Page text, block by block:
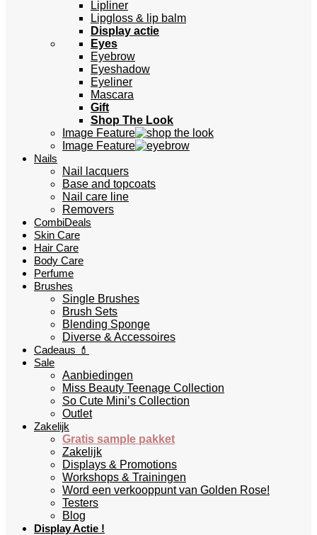
Lipliner
Lipgloss & lip balm
Display actie
Eyes
Eyebrow
Eyeshadow
Eyeliner
Mascara
Gift
Shop The Look
Image Feature
Image Feature
Nails
Nail lacquers
Base and topcoats
Nail care line
Removers
CombiDeals
Skin Care
Hair Care
Body Care
Perfume
Brushes
Single Brushes
Brush Sets
Blending Sponge
Diverse & Accessoires
Cadeaus 💄
Sale
Aanbiedingen
Miss Beauty Teenage Collection
So Cute Mini’s Collection
Outlet
Zakelijk
Gratis sample pakket
Zakelijk
Displays & Promotions
Workshops & Trainingen
Word een verkooppunt van Golden Rose!
Testers
Blog
Display Actie !